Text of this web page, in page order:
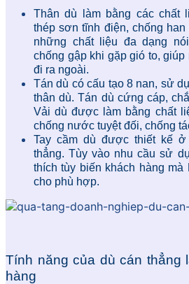
Thân dù làm bằng các chất
thép sơn tĩnh điện, chống
những chất liệu đa dạng
chống gập khi gặp gió to,
đi ra ngoài.
Tán dù có cấu tạo 8 nan, sử
thân dù. Tán dù cứng cáp,
Vải dù được làm bằng chất
chống nước tuyệt đối, chống
Tay cầm dù được thiết kế ở
thẳng. Tùy vào nhu cầu sử
thích tùy biến khách hàng
cho phù hợp.
Tính năng của dù cán thẳng
hàng